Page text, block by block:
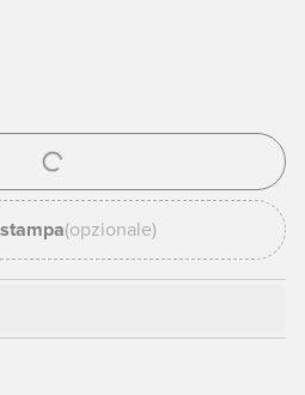
accedere o registrarsi come
(opzionale)